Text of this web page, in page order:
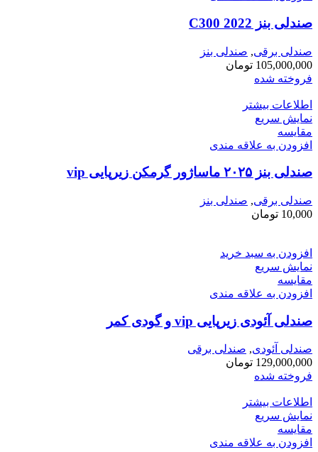
صندلی بنز C300 2022
صندلی برقی, صندلی بنز
105,000,000 تومان
فروخته شده
اطلاعات بیشتر
نمایش سریع
مقايسه
افزودن به علاقه مندی
صندلی بنز ۲۰۲۵ ماساژور گرمکن زیرپایی vip
صندلی برقی, صندلی بنز
10,000 تومان
افزودن به سبد خرید
نمایش سریع
مقايسه
افزودن به علاقه مندی
صندلی آئودی زیرپایی vip و گودی کمر
صندلی آئودی, صندلی برقی
129,000,000 تومان
فروخته شده
اطلاعات بیشتر
نمایش سریع
مقايسه
افزودن به علاقه مندی